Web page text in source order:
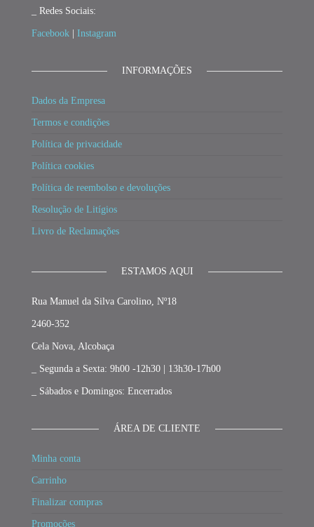
_ Redes Sociais:
Facebook Instagram
INFORMAÇÕES
Dados da Empresa
Termos e condições
Política de privacidade
Política cookies
Política de reembolso e devoluções
Resolução de Litígios
Livro de Reclamações
ESTAMOS AQUI
Rua Manuel da Silva Carolino, Nº18
2460-352
Cela Nova, Alcobaça
_ Segunda a Sexta: 9h00 -12h30 | 13h30-17h00
_ Sábados e Domingos: Encerrados
ÁREA DE CLIENTE
Minha conta
Carrinho
Finalizar compras
Promoções